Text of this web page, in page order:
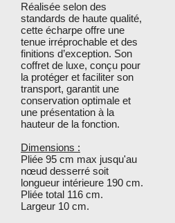
Réalisée selon des
standards de haute qualité,
cette écharpe offre une
tenue irréprochable et des
finitions d’exception. Son
coffret de luxe, conçu pour
la protéger et faciliter son
transport, garantit une
conservation optimale et
une présentation à la
hauteur de la fonction.
Dimensions :
Pliée 95 cm max jusqu'au
nœud desserré soit
longueur intérieure 190 cm.
Pliée total 116 cm.
Largeur 10 cm.